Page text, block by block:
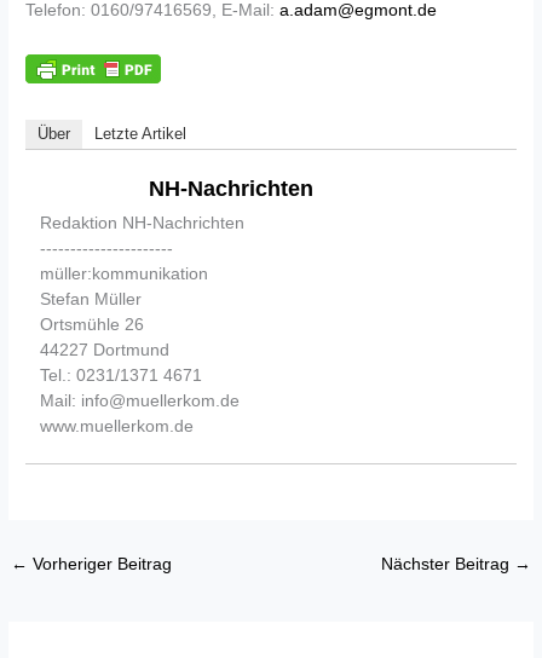
Telefon: 0160/97416569, E-Mail:a.adam@egmont.de
Über Letzte Artikel
NH-Nachrichten
Redaktion NH-Nachrichten
----------------------
müller:kommunikation
Stefan Müller
Ortsmühle 26
44227 Dortmund
Tel.: 0231/1371 4671
Mail: info@muellerkom.de
www.muellerkom.de
← Vorheriger Beitrag Nächster Beitrag →